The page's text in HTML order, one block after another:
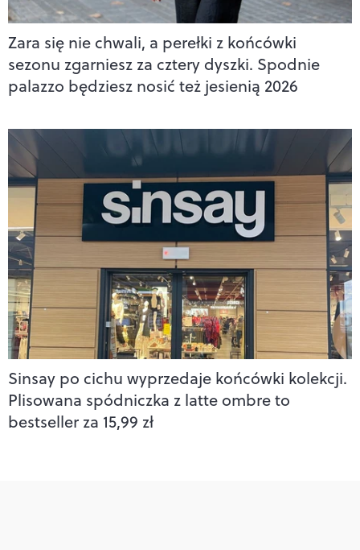
Zara się nie chwali, a perełki z końcówki
sezonu zgarniesz za cztery dyszki. Spodnie
palazzo będziesz nosić też jesienią 2026
Sinsay po cichu wyprzedaje końcówki kolekcji.
Plisowana spódniczka z latte ombre to
bestseller za 15,99 zł